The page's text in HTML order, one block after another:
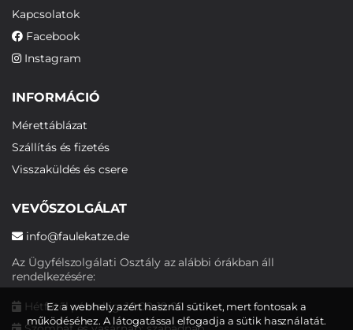
Kapcsolatok
Facebook
Instagram
INFORMÁCIÓ
Mérettáblázat
Szállítás és fizetés
Visszaküldés és csere
VEVŐSZOLGÁLAT
info@faulekatze.de
Az Ügyfélszolgálati Osztály az alábbi órákban áll
rendelkezésére:
Hétfőtől péntekig: 10:00-19:00
Ez a webhely azért használ sütiket, mert fontosak a
működéséhez. A látogatással elfogadja a sütik használatát.